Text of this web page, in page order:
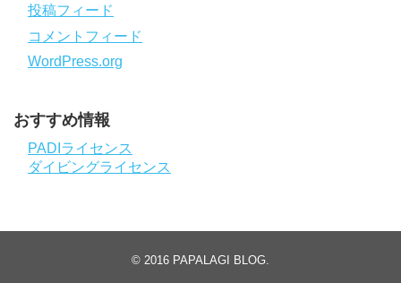
投稿フィード
コメントフィード
WordPress.org
おすすめ情報
PADIライセンス
ダイビングライセンス
© 2016 PAPALAGI BLOG.